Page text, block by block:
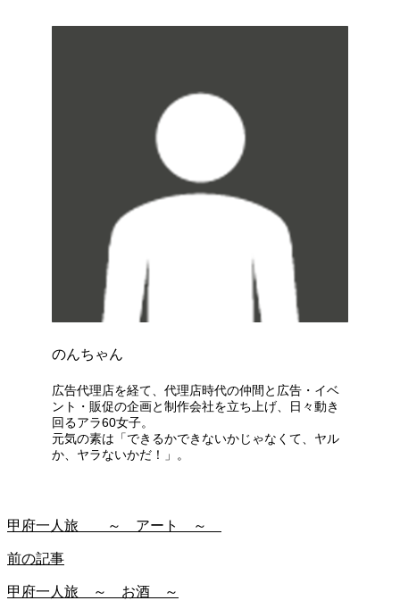
のんちゃん
広告代理店を経て、代理店時代の仲間と広告・イベ
ント・販促の企画と制作会社を立ち上げ、日々動き
回るアラ60女子。
元気の素は「できるかできないかじゃなくて、ヤル
か、ヤラないかだ！」。
甲府一人旅 ～ アート ～
前の記事
甲府一人旅 ～ お酒 ～